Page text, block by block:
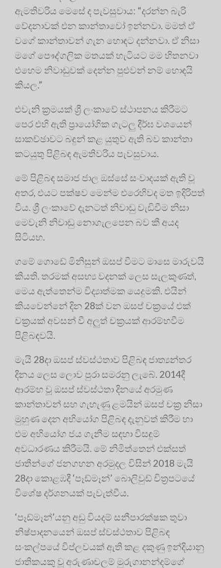
ඇමතිවරිය මෙසේ ද පැවසුවාය: “දරන්න බැරි
වේදනාවක් එන කාන්තාවෝ ඉන්නවා. මමත් ඒ
වගේ කාන්තාවන් ගැන හොඳට දන්නවා. ඒ නිසා
මගේ පෞද්ගලික මතයක් හැටියට මම හිතනවා
එහෙම නිවාඩුවක් දෙන්න පුළුවන් නම් හොඳයි
කියල.”
එවැනි ක්‍රමයක් ශ්‍රී ලංකාවේ ස්ථාපනය කිරීමට
පෙර එහි ඇති ප්‍රායෝගික ගැටලු දීර්ඝ වශයෙන්
සාකච්ඡාවට බඳුන් කළ යුතුව ඇති බව කාන්තා
කටයුතු පිළිබඳ ඇමතිවරිය පැවසුවාය.
මේ පිළිබඳ සමාජ ජාල ඔස්සේ සංවාදයක් ඇති වූ
අතර, එයට පක්ෂව මෙන්ම එරෙහිවද මත ඉදිරිපත්
විය. ශ්‍රී ලංකාවේ දැනටත් නිවාඩු වැඩිවීම නිසා
මෙවැනි නිවාඩු නොගැලපෙන බව කී අයද
සිටියහ.
ගමේ ගොඩේ මිනිසුන් ඔසප් වීමට මාසෙ මාරුවයි
කියති. තරමක් අසභ්‍ය වදනක් ලෙස සැලකුණත්,
මෙය ඇත්තෙන්ම විද්‍යාත්මක යෙදුමකි. එයින්
කියවෙන්නේ දින 28ක් වන ඔසප් චක්‍රයේ එක්
චක්‍ර‍යක් අවසන් වී අලුත් චක්‍ර‍යක් ආරම්භවීම
පිළිබඳවයි.
මැයි 28දා ඔසප් ස්වස්ථතාව පිළිබඳ ජාත්‍යන්තර
දිනය ලෙස ලොව පුරා සමරනු ලැබේ. 2014දී
ආරම්භ වූ ඔසප් ස්වස්ථතා දිනයේ අරමුණ
කාන්තාවන් සහ ගැහැණු ළමයින් ඔසප් චක්‍ර‍ නිසා
මුහුණ දෙන අභියෝග පිළිබඳ දැනුවත් කිරීම හා
එම අභියෝග ජය ගැනීම සඳහා විසඳුම්
අවධාරණය කිරීමයි. මේ නිමිත්තෙන් එක්සත්
ජාතීන්ගේ ජනගහන අරමුදල විසින් 2018 මැයි
28දා කොළඹදී ‘පෑඩ්මෑන්’ බොලිවුඩ් චිත්‍ර‍පටයේ
විශේෂ දර්ශනයක් පැවැත්වීය.
‘පෑඩ්මෑන්’යනු අඩු වියදම් සනීපාරක්ෂක තුවා
නිෂ්පාදනයෙන් ඔසප් ස්වස්ථතාව පිළිබඳ
සංකල්පයේ විප්ලවයක් ඇති කළ දකුණු ඉන්දියානු
ජාතිකයකු වූ අරුණාචලම් මුරුගානන්දම්ගේ